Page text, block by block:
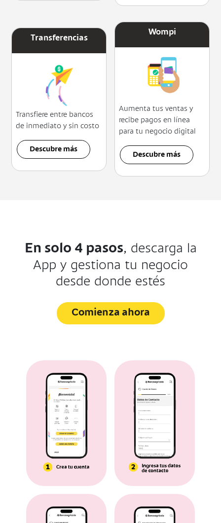
Transferencias
Transfiere entre bancos
de inmediato y sin costo
Descubre más
Wompi
Aumenta tus ventas y
recibe pagos en línea
para tu negocio digital
Descubre más
En solo 4 pasos, descarga la
App y gestiona tu negocio
desde donde estés
Comienza ahora